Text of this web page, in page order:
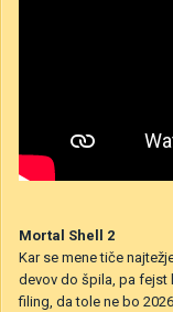
Mortal Shell 2
Kar se mene tiče
devov do špila, pa fejst
filing, da tole ne bo